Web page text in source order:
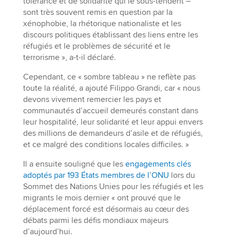
sont très souvent remis en question par la
xénophobie, la rhétorique nationaliste et les
discours politiques établissant des liens entre les
réfugiés et le problèmes de sécurité et le
terrorisme », a-t-il déclaré.
Cependant, ce « sombre tableau » ne reflète pas
toute la réalité, a ajouté Filippo Grandi, car « nous
devons vivement remercier les pays et
communautés d’accueil demeurés constant dans
leur hospitalité, leur solidarité et leur appui envers
des millions de demandeurs d’asile et de réfugiés,
et ce malgré des conditions locales difficiles. »
Il a ensuite souligné que les engagements clés
adoptés par 193 États membres de l’ONU lors du
Sommet des Nations Unies pour les réfugiés et les
migrants le mois dernier « ont prouvé que le
déplacement forcé est désormais au cœur des
débats parmi les défis mondiaux majeurs
d’aujourd’hui.